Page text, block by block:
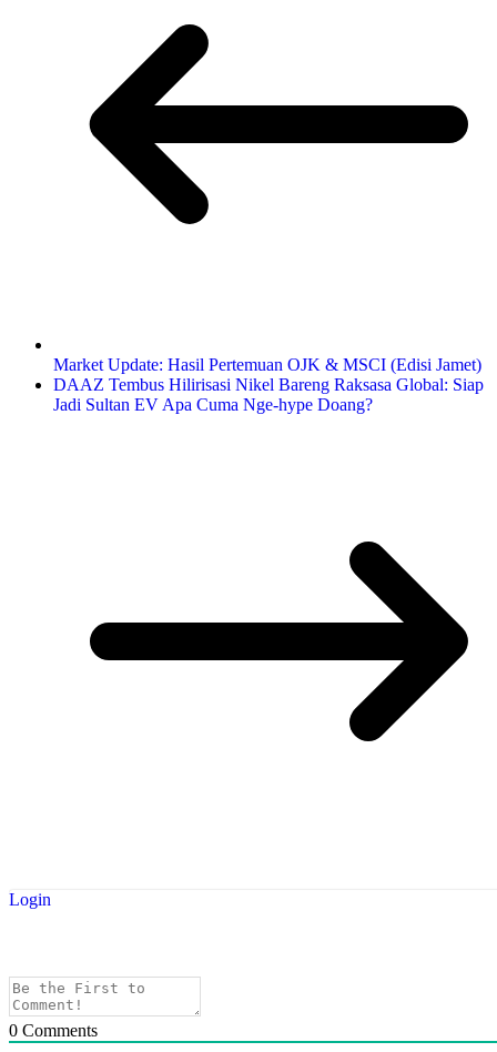
Market Update: Hasil Pertemuan OJK & MSCI (Edisi Jamet)
DAAZ Tembus Hilirisasi Nikel Bareng Raksasa Global: Siap
Jadi Sultan EV Apa Cuma Nge-hype Doang?
Login
0 Comments